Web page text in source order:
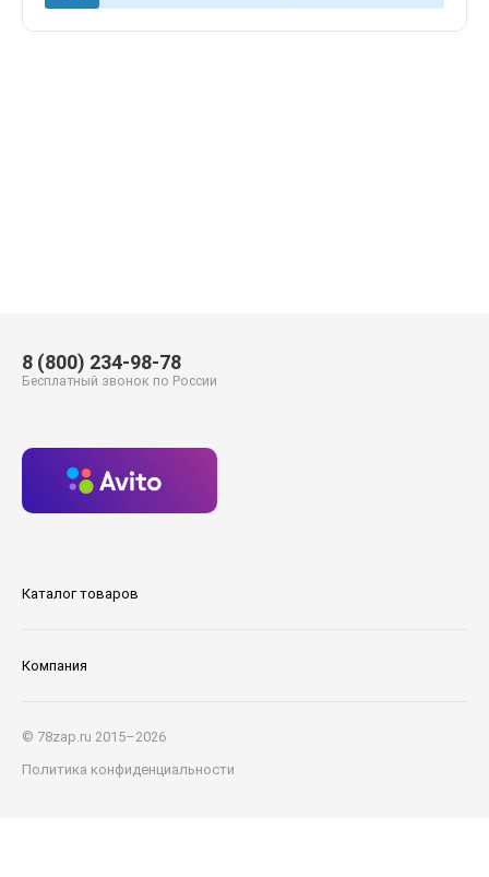
Каталог товаров
Компания
8 (800) 234-98-78
Бесплатный звонок по России
© 78zap.ru 2015–2026
Политика конфиденциальности